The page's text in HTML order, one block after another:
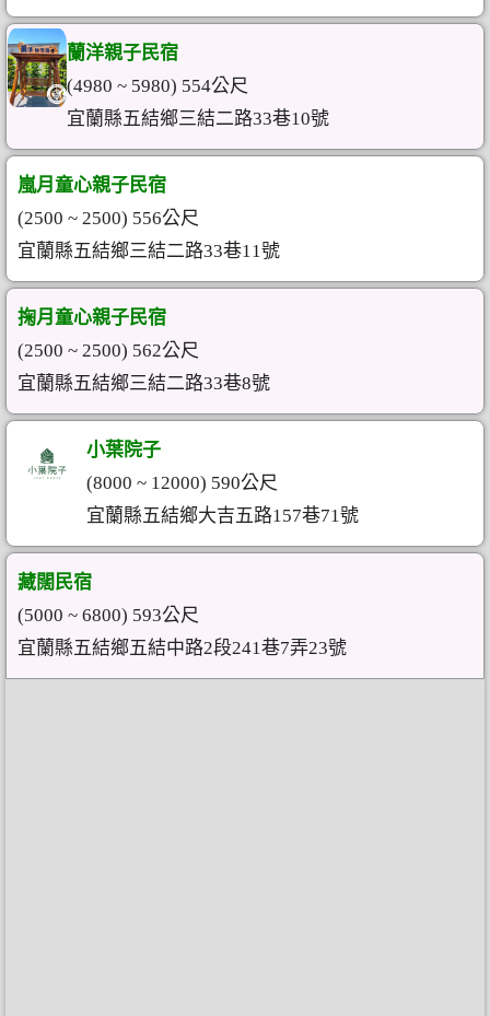
蘭洋親子民宿
(4980 ~ 5980) 554公尺
宜蘭縣五結鄉三結二路33巷10號
嵐月童心親子民宿
(2500 ~ 2500) 556公尺
宜蘭縣五結鄉三結二路33巷11號
掬月童心親子民宿
(2500 ~ 2500) 562公尺
宜蘭縣五結鄉三結二路33巷8號
小葉院子
(8000 ~ 12000) 590公尺
宜蘭縣五結鄉大吉五路157巷71號
藏闊民宿
(5000 ~ 6800) 593公尺
宜蘭縣五結鄉五結中路2段241巷7弄23號